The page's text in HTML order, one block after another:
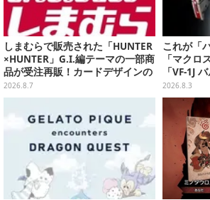
しまむらで販売された「HUNTER
×HUNTER」G.I.編テーマの一部商
品が受注再販！カードデザインの
キーホルダーや、キルアたちのセ
リフ付ソックスなど
2026.8.7
これが「
「マクロ
「VF-1J
が予約開始
2026.8.3